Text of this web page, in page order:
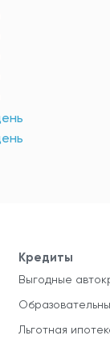
Кредиты
Выгодные
Льготная